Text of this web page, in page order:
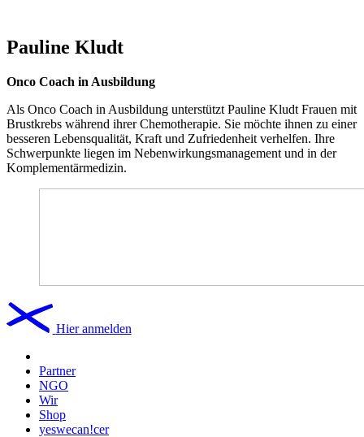
Pauline Kludt
Onco Coach in Ausbildung
Als Onco Coach in Ausbildung unterstützt Pauline Kludt Frauen mit
Brustkrebs während ihrer Chemotherapie. Sie möchte ihnen zu einer
besseren Lebensqualität, Kraft und Zufriedenheit verhelfen. Ihre
Schwerpunkte liegen im Nebenwirkungsmanagement und in der
Komplementärmedizin.
Hier anmelden
Partner
NGO
Wir
Shop
yeswecan!cer